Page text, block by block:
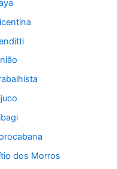
dos Morros